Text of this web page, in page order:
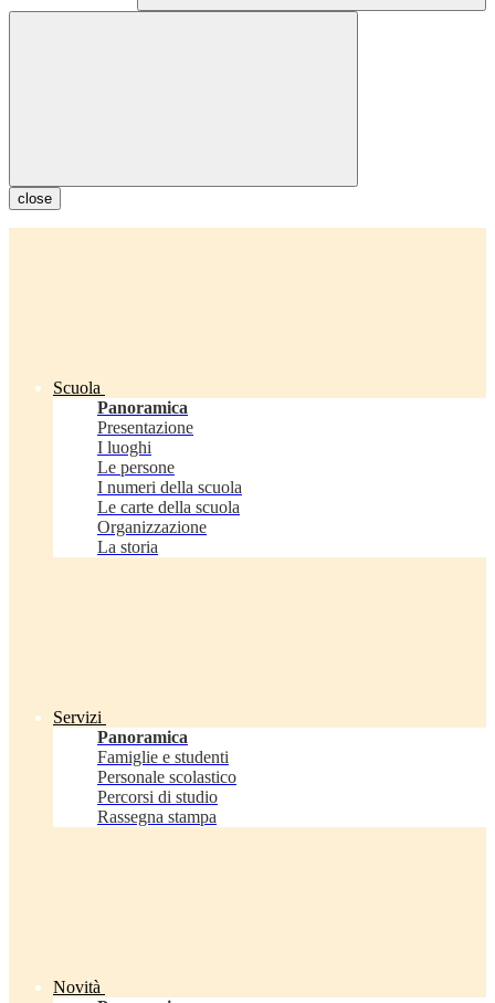
close
Scuola
Panoramica
Presentazione
I luoghi
Le persone
I numeri della scuola
Le carte della scuola
Organizzazione
La storia
Servizi
Panoramica
Famiglie e studenti
Personale scolastico
Percorsi di studio
Rassegna stampa
Novità